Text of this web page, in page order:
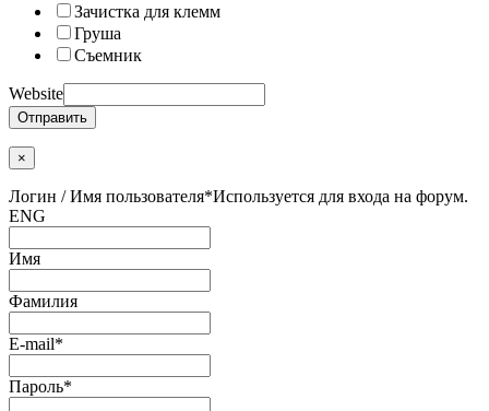
Зачистка для клемм
Груша
Съемник
Website
Отправить
×
Логин / Имя пользователя*Используется для входа на форум.
ENG
Имя
Фамилия
E-mail*
Пароль*